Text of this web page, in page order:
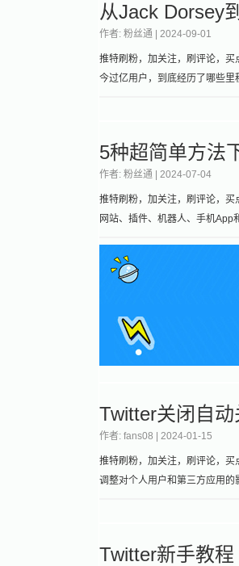
从Jack Dorsey
作者: 粉丝通 | 2024-09-01
推特刷粉，加关注，刷评论，
今过亿用户，到底经历了哪些里
5种超简单方法
作者: 粉丝通 | 2024-07-04
推特刷粉，加关注，刷评论，
网站、插件、机器人、手机App
Twitter关闭自
作者: fans08 | 2024-01-15
推特刷粉，加关注，刷评论，
调整对个人用户和第三方应用的
Twitter新手教程